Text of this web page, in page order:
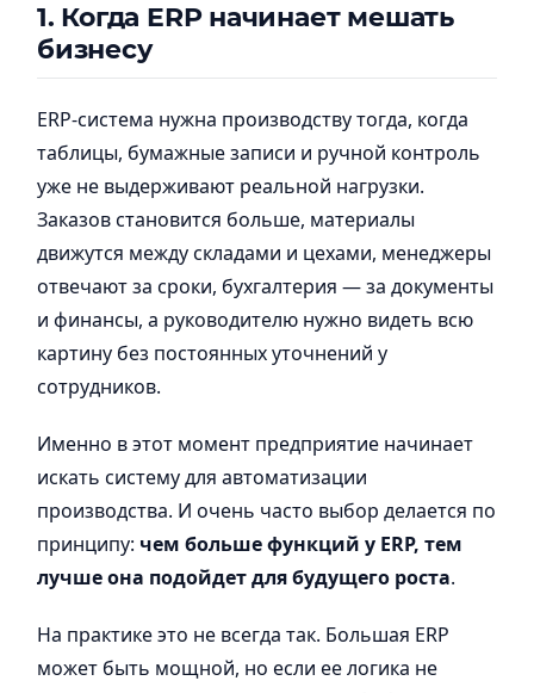
1. Когда ERP начинает мешать
бизнесу
ERP-система нужна производству тогда, когда
таблицы, бумажные записи и ручной контроль
уже не выдерживают реальной нагрузки.
Заказов становится больше, материалы
движутся между складами и цехами, менеджеры
отвечают за сроки, бухгалтерия — за документы
и финансы, а руководителю нужно видеть всю
картину без постоянных уточнений у
сотрудников.
Именно в этот момент предприятие начинает
искать систему для автоматизации
производства. И очень часто выбор делается по
принципу: чем больше функций у ERP, тем
лучше она подойдет для будущего роста.
На практике это не всегда так. Большая ERP
может быть мощной, но если ее логика не